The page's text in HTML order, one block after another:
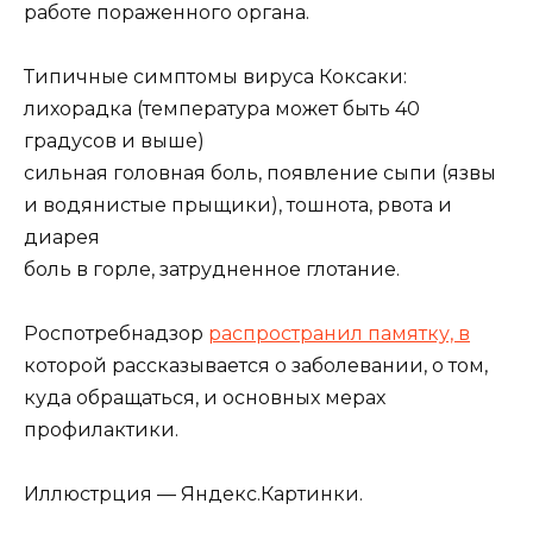
работе пораженного органа.
Типичные симптомы вируса Коксаки:
лихорадка (температура может быть 40
градусов и выше)
сильная головная боль, появление сыпи (язвы
и водянистые прыщики), тошнота, рвота и
диарея
боль в горле, затрудненное глотание.
Роспотребнадзор распространил памятку, в
которой рассказывается о заболевании, о том,
куда обращаться, и основных мерах
профилактики.
Иллюстрция — Яндекс.Картинки.